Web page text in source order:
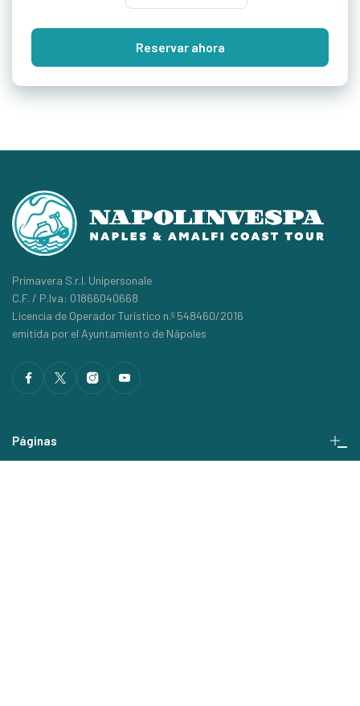
Reservar ahora
Primavera S.r.l. Unipersonale
C.F. / P.Iva: 01866040668
Licencia de Operador Turístico n.º 548460/2016
emitida por el Ayuntamiento de Nápoles
Páginas